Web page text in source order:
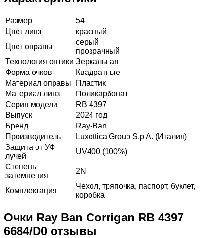
Размер
54
Цвет линз
красный
Цвет оправы
серый
прозрачный
Технология оптики Зеркальная
Форма очков
Квадратные
Материал оправы
Пластик
Материал линз
Поликарбонат
Серия модели
RB 4397
Выпуск
2024 год
Бренд
Ray-Ban
Производитель
Luxottica Group S.p.A. (Италия)
Защита от УФ
лучей
UV400 (100%)
Степень
затемнения
2N
Комплектация
Чехол, тряпочка, паспорт, буклет,
коробка
Очки Ray Ban Corrigan RB 4397
6684/D0 отзывы